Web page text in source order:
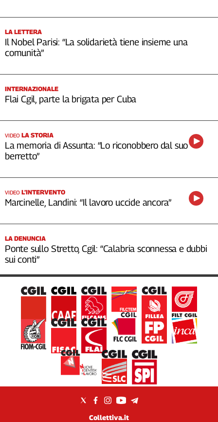
Contatti
La
Newsletter
LA LETTERA
Il Nobel Parisi: “La solidarietà tiene insieme una
comunità”
INTERNAZIONALE
Flai Cgil, parte la brigata per Cuba
VIDEO LA STORIA
La memoria di Assunta: “Lo riconobbero dal suo
berretto”
VIDEO L’INTERVENTO
Marcinelle, Landini: “Il lavoro uccide ancora”
LA DENUNCIA
Ponte sullo Stretto, Cgil: “Calabria sconnessa e dubbi
sui conti”
Collettiva.it